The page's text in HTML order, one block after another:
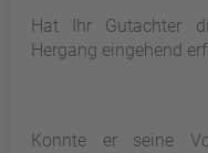
Hat Ihr Gutachter
Hergang eingehend
Konnte er seine